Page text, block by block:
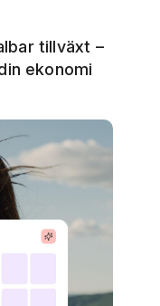
tillväxt –
ekonomi